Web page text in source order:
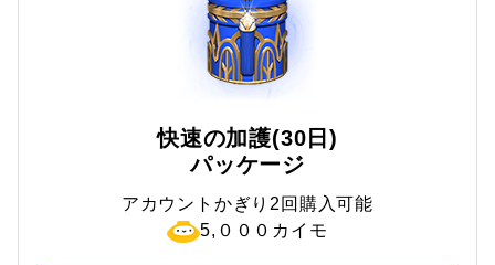
快速の加護(30日)
パッケージ
アカウントかぎり2回購入可能
5,０００カイモ